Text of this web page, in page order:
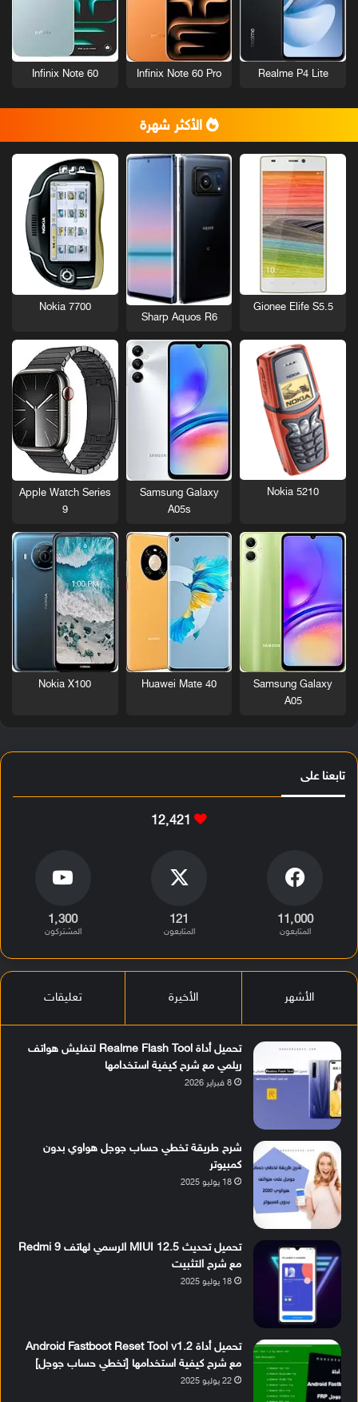
Realme P4 Lite
Infinix Note 60 Pro
Infinix Note 60
الأكثر شهرة
Gionee Elife S5.5
Sharp Aquos R6
Nokia 7700
Nokia 5210
Samsung Galaxy
A05s
Apple Watch Series
9
Samsung Galaxy
A05
Huawei Mate 40
Nokia X100
تابعنا على
12٬421
11٬000
المتابعون
121
المتابعون
1٬300
المشتركون
الأشهر الأخيرة تعليقات
تحميل أداة Realme Flash Tool لتفليش هواتف
ريلمي مع شرح كيفية استخدامها
8 فبراير 2026
شرح طريقة تخطي حساب جوجل هواوي بدون
كمبيوتر
18 يوليو 2025
تحميل تحديث MIUI 12.5 الرسمي لهاتف Redmi 9
مع شرح التثبيت
18 يوليو 2025
تحميل أداة Android Fastboot Reset Tool v1.2
مع شرح كيفية استخدامها [تخطي حساب جوجل]
22 يوليو 2025